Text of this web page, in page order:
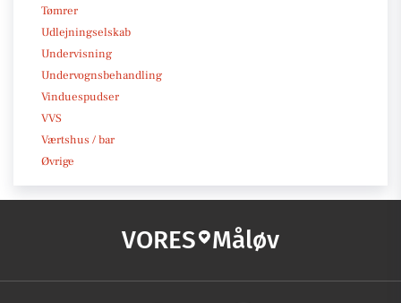
Tømrer
Udlejningselskab
Undervisning
Undervognsbehandling
Vinduespudser
VVS
Værtshus / bar
Øvrige
VORES Måløv